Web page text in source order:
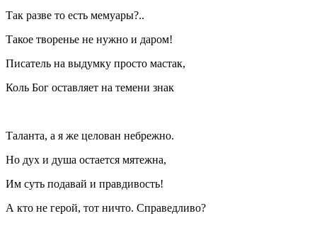
Так разве то есть мемуары?..
Такое творенье не нужно и даром!
Писатель на выдумку просто мастак,
Коль Бог оставляет на темени знак
Таланта, а я же целован небрежно.
Но дух и душа остается мятежна,
Им суть подавай и правдивость!
А кто не герой, тот ничто. Справедливо?